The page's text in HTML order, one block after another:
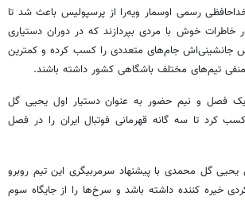
رسمی اوسمار ویه‌را از پرسپولیس باعث شد تا
خاطرات خوش با مردی بپردازند که در دوران دستیاری
جام‌های متعددی را کسب کرده و کمترین
منفی تیم‌های مختلف باشگاهی کشور داشته باشند.
فصل و نیم حضور به عنوان دستیار اول یحیی گل
کرد تا سه گانه قهرمانی فوتبال ایران را در فصل
گل محمدی با پیشنهاد سرمربیگری این تیم روبرو
خیره کننده داشته باشد و سرخ‌ها را از جایگاه سوم